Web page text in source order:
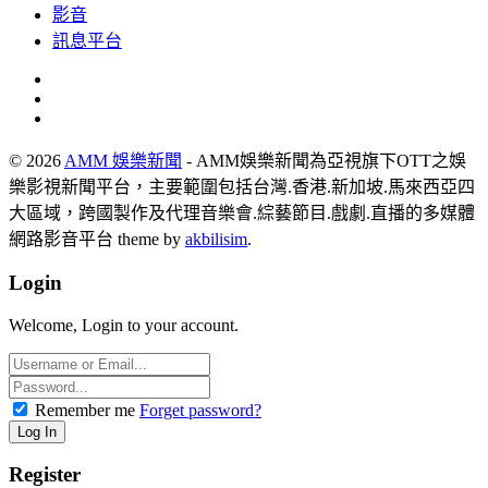
影音
訊息平台
© 2026 AMM 娛樂新聞 - AMM娛樂新聞為亞視旗下OTT之娛
樂影視新聞平台，主要範圍包括台灣.香港.新加坡.馬來西亞四
大區域，跨國製作及代理音樂會.綜藝節目.戲劇.直播的多媒體
網路影音平台 theme by akbilisim.
Login
Welcome, Login to your account.
Remember me Forget password?
Register